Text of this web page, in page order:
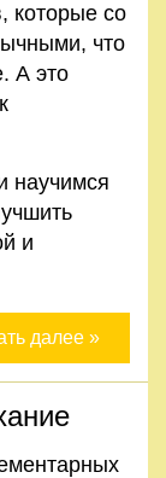
которые со
что
А это
научимся
и
далее »